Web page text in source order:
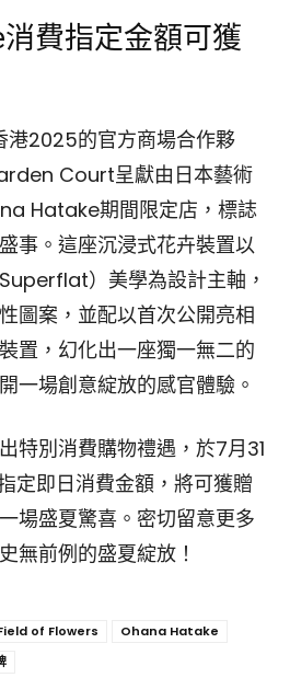
費指定金額可獲
2025的官方商場合作夥
Court呈獻由日本藝術
Hatake期間限定店，標誌
事。這座沉浸式花卉裝置以
）美學為設計主軸，
圖案，並配以首次公開亮相
置，幻化出一座獨一無二的
一場創意綻放的感官體驗。
特別消費購物禮遇，於7月31
定即日消費金額，將可獲贈
場盛夏驚喜。密切留意更多
無前例的盛夏綻放！
of Flowers
Ohana Hatake